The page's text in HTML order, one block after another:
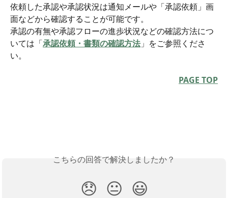
依頼した承認や承認状況は通知メールや「承認依頼」画
面などから確認することが可能です。
承認の有無や承認フローの進歩状況などの確認方法につ
いては「承認依頼・書類の確認方法 」をご参照くださ
い。
PAGE TOP
こちらの回答で解決しましたか？
😞 😐 😃